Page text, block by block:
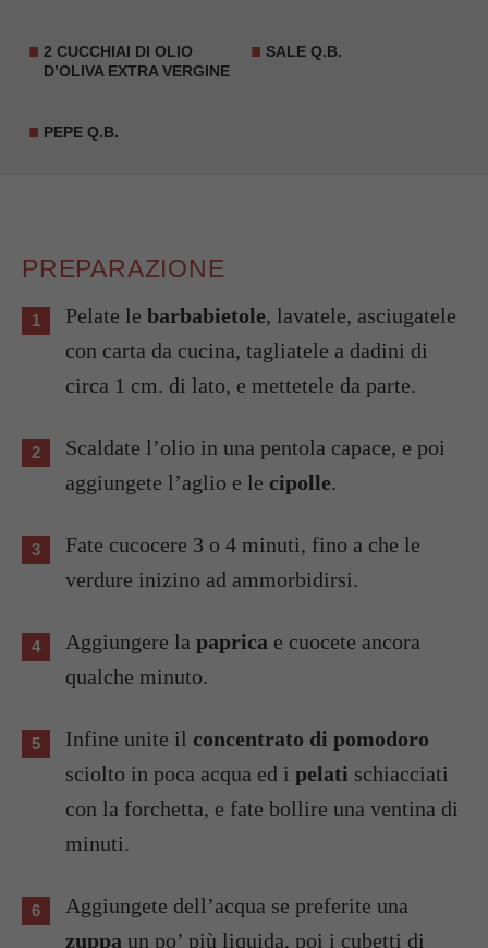
2 CUCCHIAI DI OLIO
D’OLIVA EXTRA VERGINE
SALE Q.B.
PEPE Q.B.
PREPARAZIONE
Pelate le barbabietole, lavatele, asciugatele
con carta da cucina, tagliatele a dadini di
circa 1 cm. di lato, e mettetele da parte.
Scaldate l’olio in una pentola capace, e poi
aggiungete l’aglio e le cipolle.
Fate cucocere 3 o 4 minuti, fino a che le
verdure inizino ad ammorbidirsi.
Aggiungere la paprica e cuocete ancora
qualche minuto.
Infine unite il concentrato di pomodoro
sciolto in poca acqua ed i pelati schiacciati
con la forchetta, e fate bollire una ventina di
minuti.
Aggiungete dell’acqua se preferite una
zuppa un po’ più liquida, poi i cubetti di